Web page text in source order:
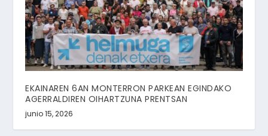
EKAINAREN 6AN MONTERRON PARKEAN EGINDAKO
AGERRALDIREN OIHARTZUNA PRENTSAN
junio 15, 2026